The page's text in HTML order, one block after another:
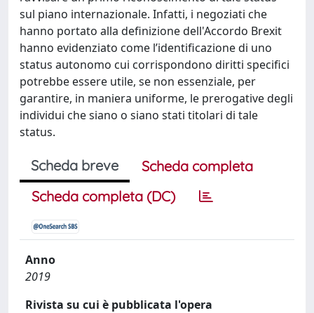
sul piano internazionale. Infatti, i negoziati che
hanno portato alla definizione dell'Accordo Brexit
hanno evidenziato come l’identificazione di uno
status autonomo cui corrispondono diritti specifici
potrebbe essere utile, se non essenziale, per
garantire, in maniera uniforme, le prerogative degli
individui che siano o siano stati titolari di tale
status.
Scheda breve
Scheda completa
Scheda completa (DC)
Anno
2019
Rivista su cui è pubblicata l'opera